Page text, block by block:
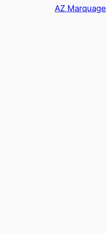
AZ Marquage